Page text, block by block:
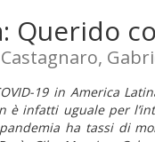
Querido
19 in America
è infatti uguale per
ha tassi di